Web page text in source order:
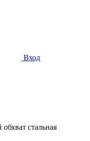
Вход
стальная